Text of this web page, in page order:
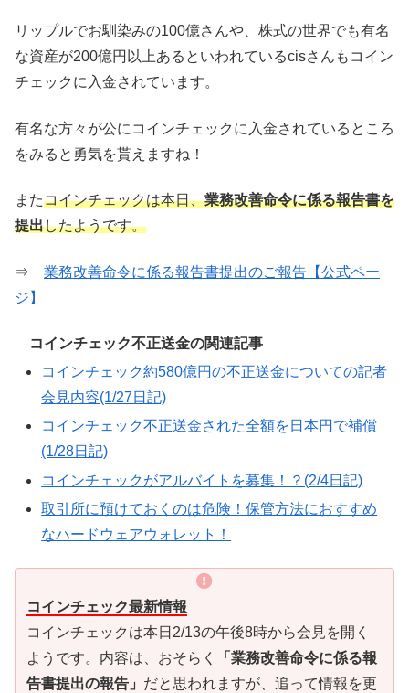
リップルでお馴染みの100億さんや、株式の世界でも有名
な資産が200億円以上あるといわれているcisさんもコイン
チェックに入金されています。
有名な方々が公にコインチェックに入金されているところ
をみると勇気を貰えますね！
またコインチェックは本日、業務改善命令に係る報告書を
提出したようです。
⇒ 業務改善命令に係る報告書提出のご報告【公式ペー
ジ】
コインチェック不正送金の関連記事
コインチェック約580億円の不正送金についての記者
会見内容(1/27日記)
コインチェック不正送金された全額を日本円で補償
(1/28日記)
コインチェックがアルバイトを募集！？(2/4日記)
取引所に預けておくのは危険！保管方法におすすめ
なハードウェアウォレット！
コインチェック最新情報
コインチェックは本日2/13の午後8時から会見を開く
ようです。内容は、おそらく
「業務改善命令に係る報
告書提出の報告」 だと思われますが、追って情報を更